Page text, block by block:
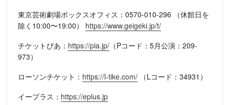
東京芸術劇場ボックスオフィス：0570-010-296 （休館日を
除く10:00〜19:00） https://www.geigeki.jp/t/
チケットぴあ： https://pia.jp/ （Pコード：5月公演：209-
973）
ローソンチケット： https://l-tike.com/ （Lコード：34931）
イープラス： https://eplus.jp